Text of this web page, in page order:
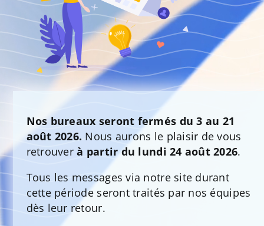
Nos bureaux seront fermés du 3 au 21
août 2026. Nous aurons le plaisir de vous
retrouverà partir du lundi 24 août 2026.
Tous les messages via notre site durant
cette période seront traités par nos équipes
dès leur retour.